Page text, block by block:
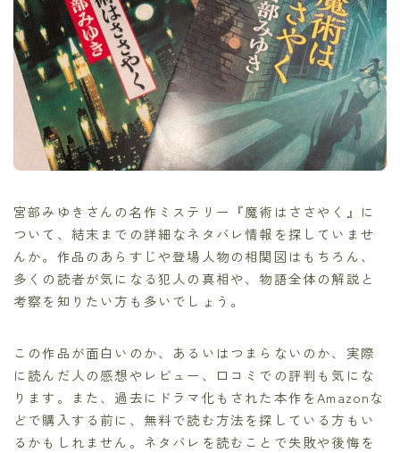
宮部みゆきさんの名作ミステリー『魔術はささやく』に
ついて、結末までの詳細なネタバレ情報を探していませ
んか。作品のあらすじや登場人物の相関図はもちろん、
多くの読者が気になる犯人の真相や、物語全体の解説と
考察を知りたい方も多いでしょう。
この作品が面白いのか、あるいはつまらないのか、実際
に読んだ人の感想やレビュー、口コミでの評判も気にな
ります。また、過去にドラマ化もされた本作をAmazonな
どで購入する前に、無料で読む方法を探している方もい
るかもしれません。ネタバレを読むことで失敗や後悔を